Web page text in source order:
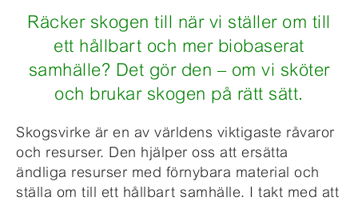
Räcker skogen till när vi ställer om till
ett hållbart och mer biobaserat
samhälle? Det gör den – om vi sköter
och brukar skogen på rätt sätt.
Skogsvirke är en av världens viktigaste råvaror
och resurser. Den hjälper oss att ersätta
ändliga resurser med förnybara material och
ställa om till ett hållbart samhälle. I takt med att